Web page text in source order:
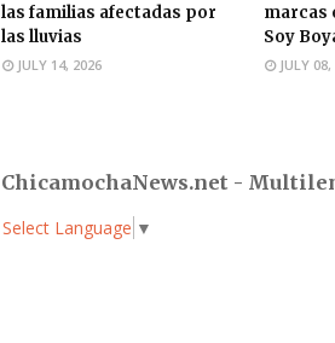
las familias afectadas por
las lluvias
JULY 14, 2026
marcas
Soy
JULY
ChicamochaNews.net -
Select Language ▼